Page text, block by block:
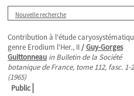
Nouvelle recherche
Contribution à l'étude
genre Erodium l'Her., II/Guy-Gorges
Guittonneau in Bulletin de la Société
botanique de France, tome 112, fasc. 1-2
(1965)
Public